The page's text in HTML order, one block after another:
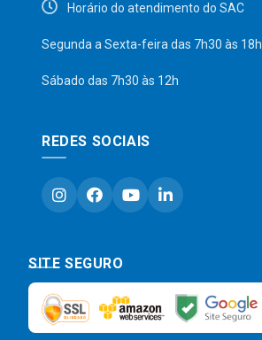
Horário do atendimento do SAC
Segunda a Sexta-feira das 7h30 às 18h
Sábado das 7h30 às 12h
REDES SOCIAIS
SITE SEGURO